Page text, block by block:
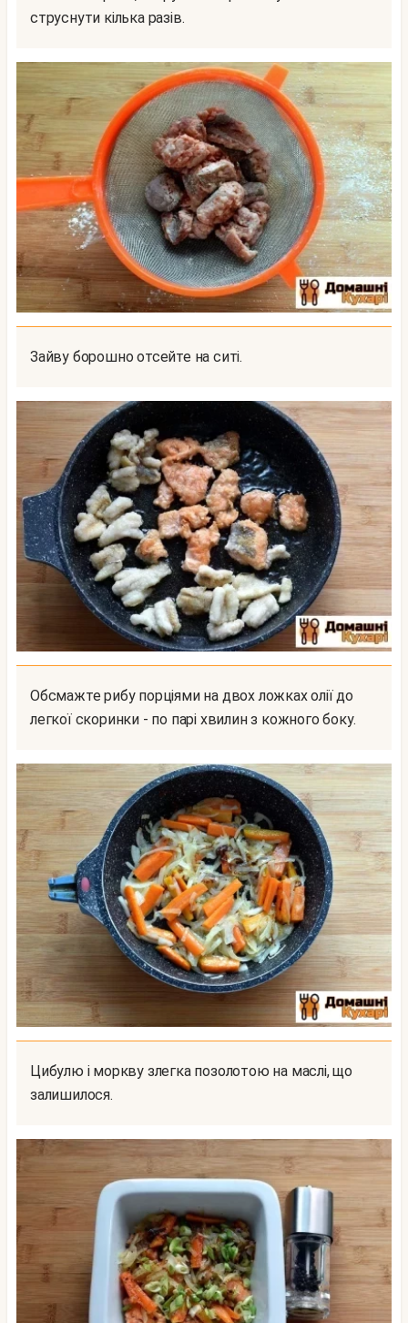
струснути кілька разів.
Зайву борошно отсейте на ситі.
Обсмажте рибу порціями на двох ложках олії до
легкої скоринки - по парі хвилин з кожного боку.
Цибулю і моркву злегка позолотою на маслі, що
залишилося.